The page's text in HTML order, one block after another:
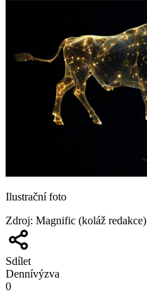
Ilustrační foto
Zdroj: Magnific (koláž redakce)
Sdílet
Dennívýzva
0